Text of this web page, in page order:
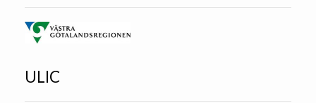
ULIC